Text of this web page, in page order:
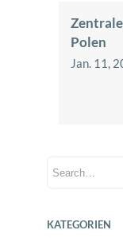
Polen
Jan. 11,
KATEGORIEN